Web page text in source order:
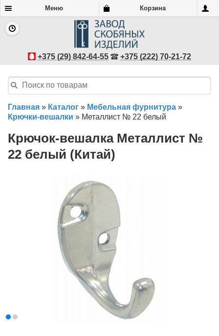
Меню Корзина
+375 (29) 842-64-55 +375 (222) 70-21-72
Главная » Каталог » Мебельная фурнитура »
Крючки-вешалки » Металлист № 22 белый
Крючок-вешалка Металлист №
22 белый (Китай)